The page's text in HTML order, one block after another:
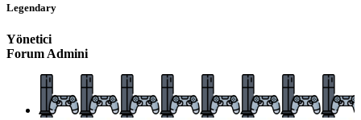
Legendary
Yönetici
Forum Admini